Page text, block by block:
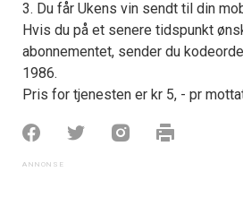
3. Du får Ukens vin sendt til din
Hvis du på et senere tidspunkt
abonnementet, sender du
1986.
Pris for tjenesten er kr 5, - pr